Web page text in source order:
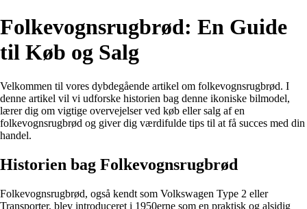
Folkevognsrugbrød: En Guide
til Køb og Salg
Velkommen til vores dybdegående artikel om folkevognsrugbrød. I
denne artikel vil vi udforske historien bag denne ikoniske bilmodel,
lærer dig om vigtige overvejelser ved køb eller salg af en
folkevognsrugbrød og giver dig værdifulde tips til at få succes med din
handel.
Historien bag Folkevognsrugbrød
Folkevognsrugbrød, også kendt som Volkswagen Type 2 eller
Transporter, blev introduceret i 1950erne som en praktisk og alsidig